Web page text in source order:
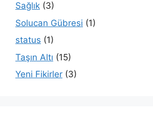
Sağlık (3)
Solucan Gübresi (1)
status (1)
Taşın Altı (15)
Yeni Fikirler (3)